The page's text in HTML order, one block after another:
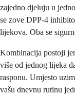
zajedno djeluju u
se zove DPP-4
lijekova. Oba se
Kombinacija postoji
više od jednog lijeka
rasponu. Umjesto
vašu dnevnu rutinu